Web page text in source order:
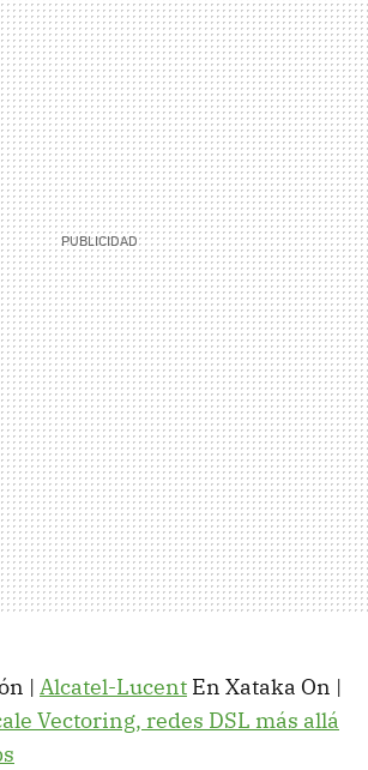
| Alcatel-Lucent En Xataka On |
Vectoring, redes DSL más allá